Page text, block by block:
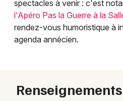
spectacles à venir : c'est
l'Apéro Pas la Guerre à la
rendez-vous humoristique à
agenda annécien.
Renseignements